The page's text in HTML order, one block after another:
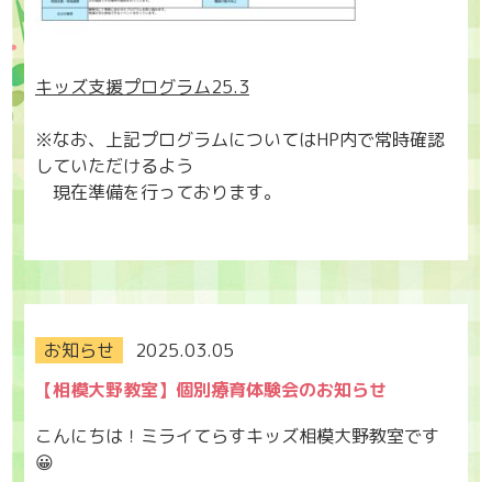
キッズ支援プログラム25.3
※なお、上記プログラムについてはHP内で常時確認
していただけるよう
現在準備を行っております。
お知らせ
2025.03.05
【相模大野教室】個別療育体験会のお知らせ
こんにちは！ミライてらすキッズ相模大野教室です
😀